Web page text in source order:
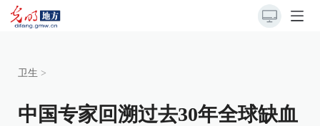
卫生 >
中国专家回溯过去30年全球缺血